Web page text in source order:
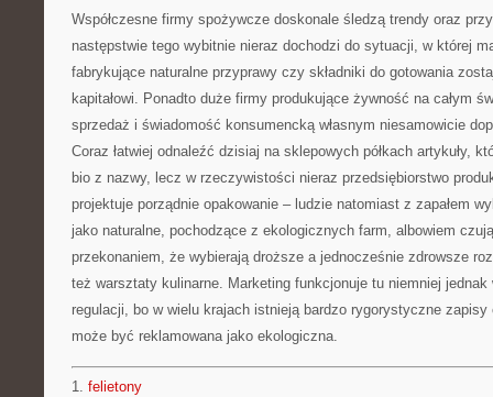
Współczesne firmy spożywcze doskonale śledzą trendy oraz
następstwie tego wybitnie nieraz dochodzi do sytuacji, w której
fabrykujące naturalne przyprawy czy składniki do gotowania
kapitałowi. Ponadto duże firmy produkujące żywność na całym
sprzedaż i świadomość konsumencką własnym niesamowicie
Coraz łatwiej odnaleźć dzisiaj na sklepowych półkach artykuły,
bio z nazwy, lecz w rzeczywistości nieraz przedsiębiorstwo
projektuje porządnie opakowanie – ludzie natomiast z zapałem
jako naturalne, pochodzące z ekologicznych farm, albowiem
przekonaniem, że wybierają droższe a jednocześnie zdrowsze
też warsztaty kulinarne. Marketing funkcjonuje tu niemniej
regulacji, bo w wielu krajach istnieją bardzo rygorystyczne
może być reklamowana jako ekologiczna.
1. felietony